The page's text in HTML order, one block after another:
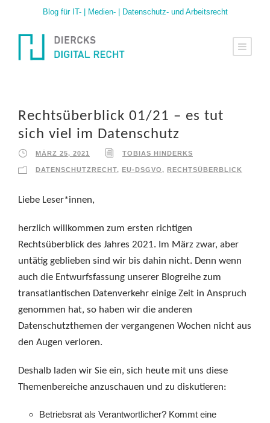
Blog für IT- | Medien- | Datenschutz- und Arbeitsrecht
Rechtsüberblick 01/21 – es tut
sich viel im Datenschutz
MÄRZ 25, 2021 TOBIAS HINDERKS
DATENSCHUTZRECHT, EU-DSGVO, RECHTSÜBERBLICK
Liebe Leser*innen,
herzlich willkommen zum ersten richtigen
Rechtsüberblick des Jahres 2021. Im März zwar, aber
untätig geblieben sind wir bis dahin nicht. Denn wenn
auch die Entwurfsfassung unserer Blogreihe zum
transatlantischen Datenverkehr einige Zeit in Anspruch
genommen hat, so haben wir die anderen
Datenschutzthemen der vergangenen Wochen nicht aus
den Augen verloren.
Deshalb laden wir Sie ein, sich heute mit uns diese
Themenbereiche anzuschauen und zu diskutieren:
Betriebsrat als Verantwortlicher? Kommt eine